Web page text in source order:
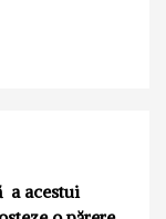
a acestui